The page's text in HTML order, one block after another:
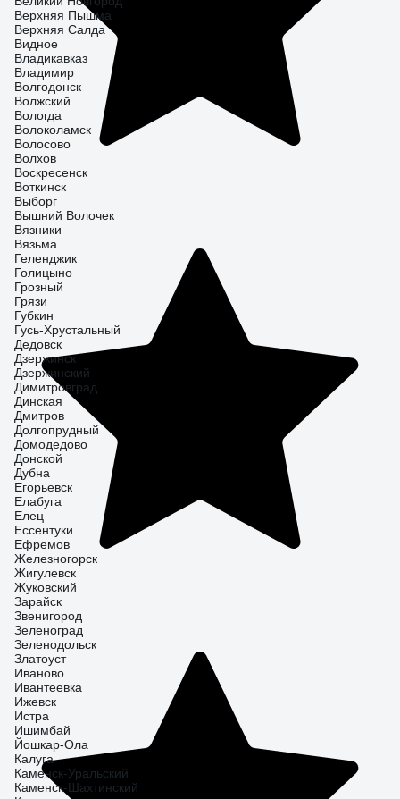
Верхняя Пышма
Верхняя Салда
Видное
Владикавказ
Владимир
Волгодонск
Волжский
Вологда
Волоколамск
Волосово
Волхов
Воскресенск
Воткинск
Выборг
Вышний Волочек
Вязники
Вязьма
Геленджик
Голицыно
Грозный
Грязи
Губкин
Гусь-Хрустальный
Дедовск
Дзержинск
Дзержинский
Димитровград
Динская
Дмитров
Долгопрудный
Домодедово
Донской
Дубна
Егорьевск
Елабуга
Елец
Ессентуки
Ефремов
Железногорск
Жигулевск
Жуковский
Зарайск
Звенигород
Зеленоград
Зеленодольск
Златоуст
Иваново
Ивантеевка
Ижевск
Истра
Ишимбай
Йошкар-Ола
Калуга
Каменск-Уральский
Каменск-Шахтинский